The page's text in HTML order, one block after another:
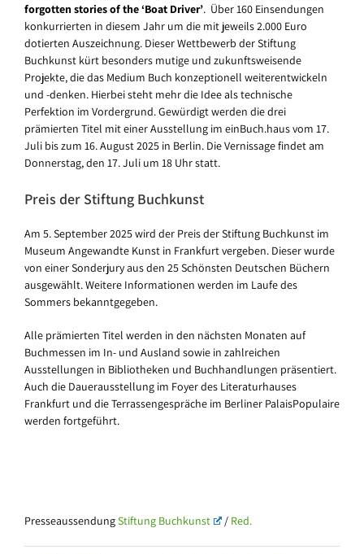
forgotten stories of the ‘Boat Driver’. Über 160 Einsendungen
konkurrierten in diesem Jahr um die mit jeweils 2.000 Euro
dotierten Auszeichnung. Dieser Wettbewerb der Stiftung
Buchkunst kürt besonders mutige und zukunftsweisende
Projekte, die das Medium Buch konzeptionell weiterentwickeln
und -denken. Hierbei steht mehr die Idee als technische
Perfektion im Vordergrund. Gewürdigt werden die drei
prämierten Titel mit einer Ausstellung im einBuch.haus vom 17.
Juli bis zum 16. August 2025 in Berlin. Die Vernissage findet am
Donnerstag, den 17. Juli um 18 Uhr statt.
Preis der Stiftung Buchkunst
Am 5. September 2025 wird der Preis der Stiftung Buchkunst im
Museum Angewandte Kunst in Frankfurt vergeben. Dieser wurde
von einer Sonderjury aus den 25 Schönsten Deutschen Büchern
ausgewählt. Weitere Informationen werden im Laufe des
Sommers bekanntgegeben.
Alle prämierten Titel werden in den nächsten Monaten auf
Buchmessen im In- und Ausland sowie in zahlreichen
Ausstellungen in Bibliotheken und Buchhandlungen präsentiert.
Auch die Dauerausstellung im Foyer des Literaturhauses
Frankfurt und die Terrassengespräche im Berliner PalaisPopulaire
werden fortgeführt.
PresseaussendungStiftung Buchkunst / Red.